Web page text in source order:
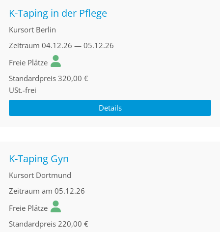
K-Taping in der Pflege
Kursort Berlin
Zeitraum 04.12.26 — 05.12.26
Freie Plätze
Standardpreis 320,00 €
USt.-frei
Details
K-Taping Gyn
Kursort Dortmund
Zeitraum am 05.12.26
Freie Plätze
Standardpreis 220,00 €